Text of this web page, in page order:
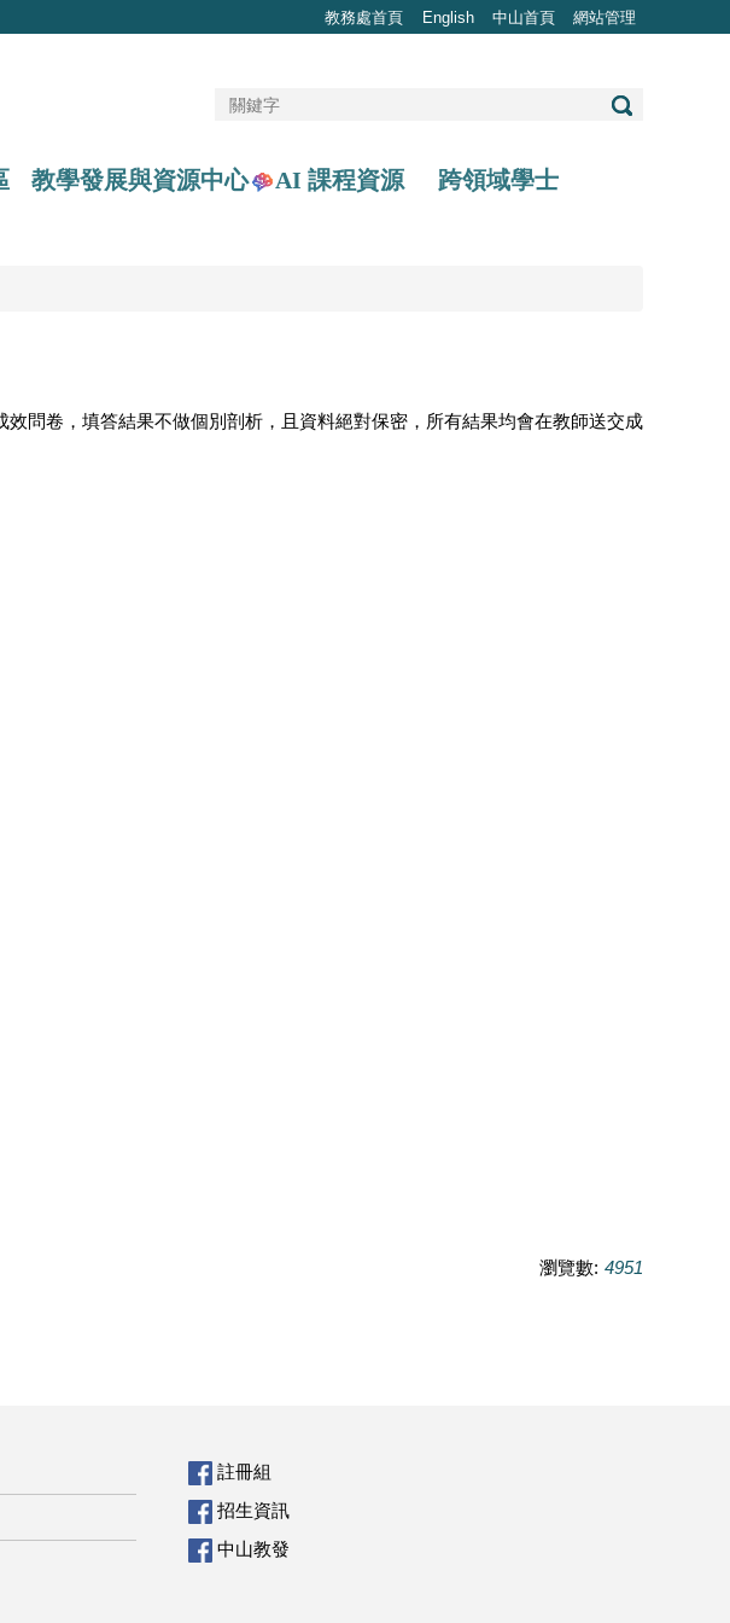
教務處首頁 English 中山首頁 網站管理
教學發展與資源中心 AI 課程資源
跨領域學士
問卷，填答結果不做個別剖析，且資料絕對保密，所有結果均會在教師送交成
瀏覽數: 4951
註冊組
招生資訊
中山教發